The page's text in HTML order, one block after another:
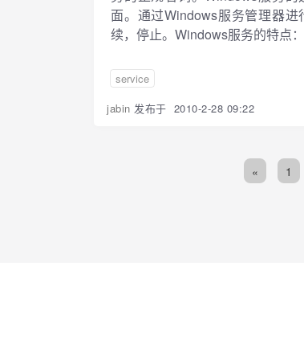
面。通过Windows服务管理器
续，停止。Windows服务的特点
service
jabin 发布于 2010-2-28 09:22
« 1